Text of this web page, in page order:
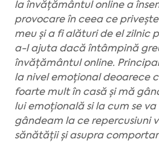
la învățământul online a
provocare în ceea ce
meu și a fi alături de el zilnic
a-l ajuta dacă întâmpină
învățământul online.
la nivel emoțional deoarece
foarte mult în casă și mă
lui emoțională si la cum se
gândeam la ce repercusiuni
sănătății și asupra